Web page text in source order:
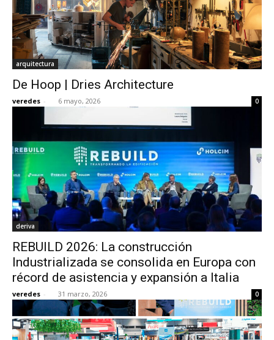
arquitectura
De Hoop | Dries Architecture
veredes - 6 mayo, 2026 0
deriva
REBUILD 2026: La construcción
Industrializada se consolida en Europa con
récord de asistencia y expansión a Italia
veredes - 31 marzo, 2026 0